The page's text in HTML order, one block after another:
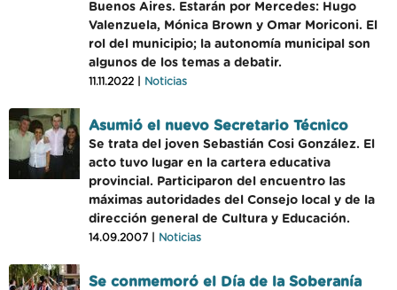
Buenos Aires. Estarán por Mercedes: Hugo
Valenzuela, Mónica Brown y Omar Moriconi. El
rol del municipio; la autonomía municipal son
algunos de los temas a debatir.
11.11.2022 | Noticias
Asumió el nuevo Secretario Técnico
Se trata del joven Sebastián Cosi González. El
acto tuvo lugar en la cartera educativa
provincial. Participaron del encuentro las
máximas autoridades del Consejo local y de la
dirección general de Cultura y Educación.
14.09.2007 | Noticias
Se conmemoró el Día de la Soberanía